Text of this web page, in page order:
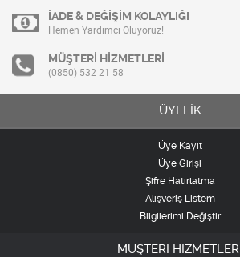
İADE & DEĞİŞİM KOLAYLIĞI
Hemen Yardımcı Oluyoruz!
MÜŞTERİ HİZMETLERİ
(0850) 532 21 58
ÜYELİK
Üye Kayıt
Üye Girişi
Şifre Hatırlatma
Alışveriş Listem
Bilgilerimi Değiştir
MÜŞTERİ